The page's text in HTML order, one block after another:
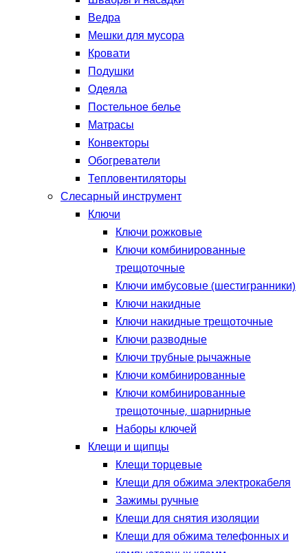
Ведра
Мешки для мусора
Кровати
Подушки
Одеяла
Постельное белье
Матрасы
Конвекторы
Обогреватели
Тепловентиляторы
Слесарный инструмент
Ключи
Ключи рожковые
Ключи комбинированные
трещоточные
Ключи имбусовые (шестигранники)
Ключи накидные
Ключи накидные трещоточные
Ключи разводные
Ключи трубные рычажные
Ключи комбинированные
Ключи комбинированные
трещоточные, шарнирные
Наборы ключей
Клещи и щипцы
Клещи торцевые
Клещи для обжима электрокабеля
Зажимы ручные
Клещи для снятия изоляции
Клещи для обжима телефонных и